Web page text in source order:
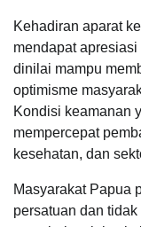
Kehadiran aparat
mendapat
dinilai mampu
optimisme
Kondisi keamanan
mempercepat
kesehatan, dan
Masyarakat Papua
persatuan dan